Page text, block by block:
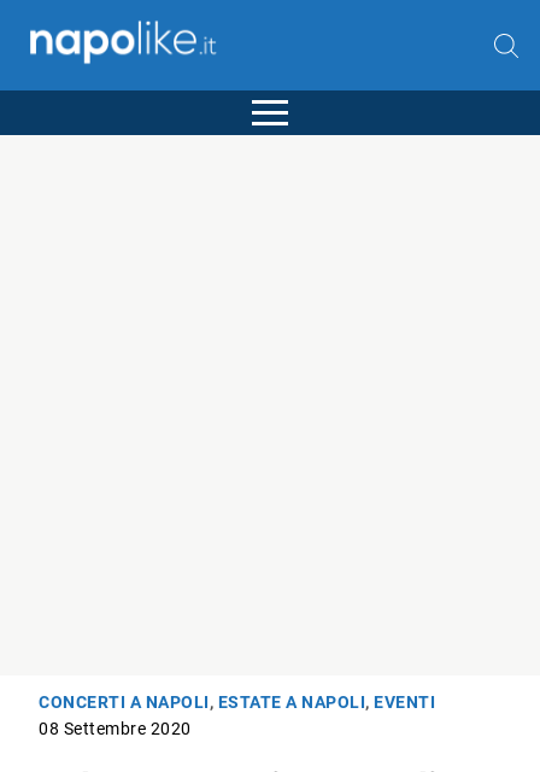
CONCERTI A NAPOLI, ESTATE A NAPOLI,EVENTI
08 Settembre 2020